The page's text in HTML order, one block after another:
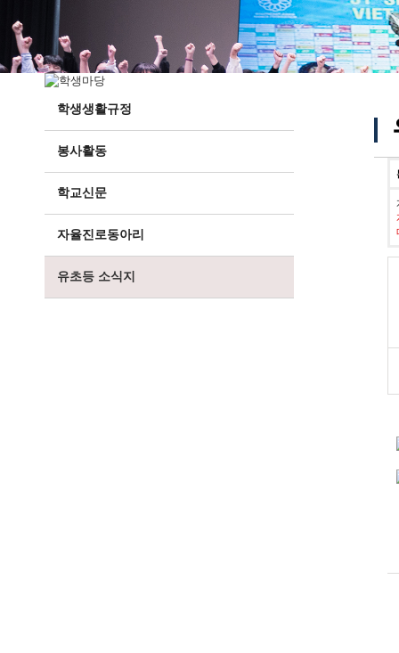
위치/전화
전경사진
학생생활규정
봉사활동
학교신문
자율진로동아리
유초등 소식지